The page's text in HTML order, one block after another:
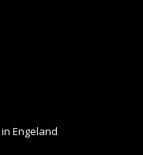
Engeland